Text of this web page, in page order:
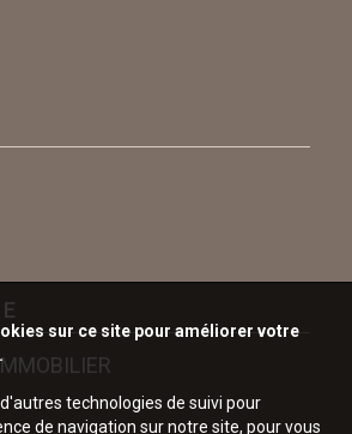
sur ce site pour améliorer votre
technologies de suivi pour
de navigation sur notre site, pour vous